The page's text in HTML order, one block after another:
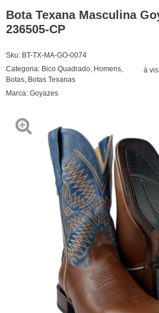
Bota Texana Masculina
236505-CP
Sku: BT-TX-MA-GO-0074
Categoria: Bico Quadrado Homens
Botas Botas Texanas
Marca: Goyazes
à